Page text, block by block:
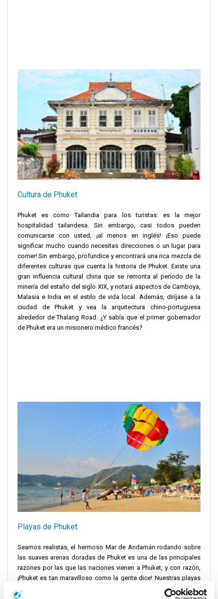
Cultura de Phuket
Phuket es como Tailandia para los turistas: es la mejor
hospitalidad tailandesa. Sin embargo, casi todos pueden
comunicarse con usted, ¡al menos en inglés! ¡Eso puede
significar mucho cuando necesitas direcciones o un lugar para
comer! Sin embargo, profundice y encontrará una rica mezcla de
diferentes culturas que cuenta la historia de Phuket. Existe una
gran influencia cultural china que se remonta al período de la
minería del estaño del siglo XIX, y notará aspectos de Camboya,
Malasia e India en el estilo de vida local. Además, diríjase a la
ciudad de Phuket y vea la arquitectura chino-portuguesa
alrededor de Thalang Road. ¿Y sabía que el primer gobernador
de Phuket era un misionero médico francés?
Playas de Phuket
Seamos realistas, el hermoso Mar de Andamán rodando sobre
las suaves arenas doradas de Phuket es una de las principales
razones por las que las naciones vienen a Phuket, y con razón,
¡Phuket es tan maravilloso como la gente dice! Nuestras playas
favoritas incluyen la playa Kata con su oleaje y su ambiente